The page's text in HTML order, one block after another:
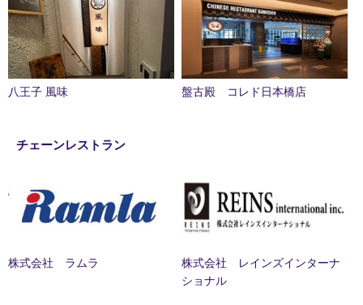
八王子 風味 盤古殿 コレド日本橋店
チェーンレストラン
株式会社 ラムラ
株式会社 レインズインターナ
ショナル